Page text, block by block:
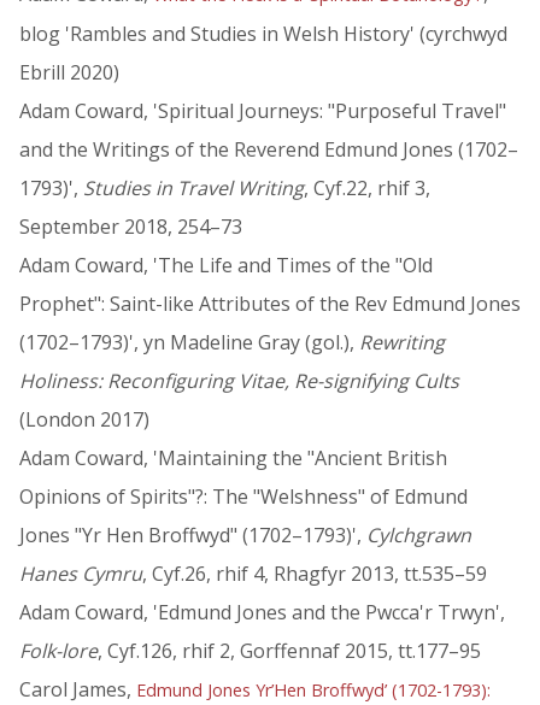
blog 'Rambles and Studies in Welsh History' (cyrchwyd
Ebrill 2020)
Adam Coward, 'Spiritual Journeys: "Purposeful Travel"
and the Writings of the Reverend Edmund Jones (1702–
1793)', Studies in Travel Writing, Cyf.22, rhif 3,
September 2018, 254–73
Adam Coward, 'The Life and Times of the "Old
Prophet": Saint-like Attributes of the Rev Edmund Jones
(1702–1793)', yn Madeline Gray (gol.), Rewriting
Holiness: Reconfiguring Vitae, Re-signifying Cults
(London 2017)
Adam Coward, 'Maintaining the "Ancient British
Opinions of Spirits"?: The "Welshness" of Edmund
Jones "Yr Hen Broffwyd" (1702–1793)', Cylchgrawn
Hanes Cymru, Cyf.26, rhif 4, Rhagfyr 2013, tt.535–59
Adam Coward, 'Edmund Jones and the Pwcca'r Trwyn',
Folk-lore, Cyf.126, rhif 2, Gorffennaf 2015, tt.177–95
Carol James, Edmund Jones Yr’Hen Broffwyd’ (1702-1793):